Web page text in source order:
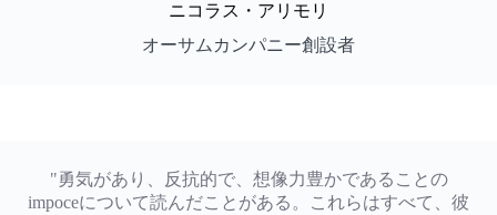
ニコラス・アリモリ
オーサムカンパニー創設者
"勇気があり、反抗的で、想像力豊かであることの
impoceについて読んだことがある。これらはすべて、彼